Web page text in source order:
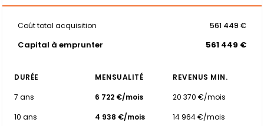
Coût total acquisition 561 449 €
Capital à emprunter 561 449 €
DURÉE MENSUALITÉ
REVENUS MIN.
7 ans
6 722 €/mois
20 370 €/mois
10 ans
4 938 €/mois 14 964 €/mois